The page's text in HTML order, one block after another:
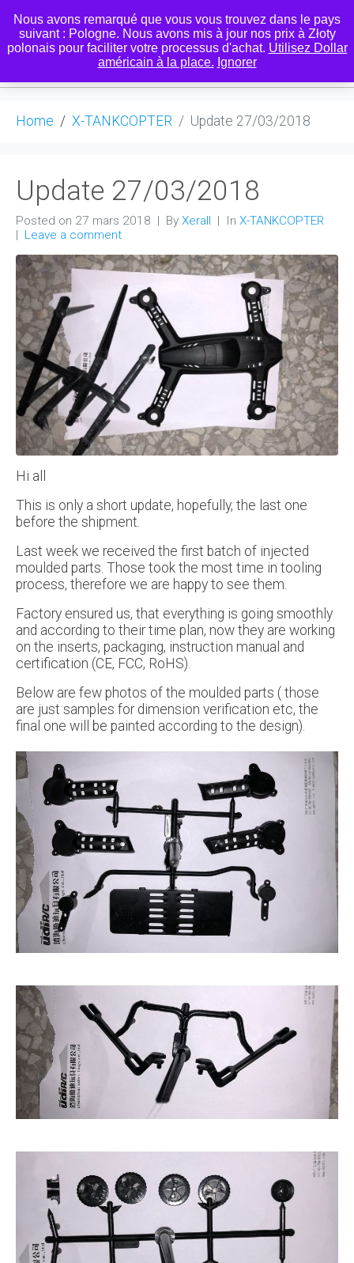
0
Home X-TANKCOPTER Update 27/03/2018
Update 27/03/2018
Posted on 27 mars 2018 By Xerall In X-TANKCOPTER
Leave a comment
Hi all
This is only a short update, hopefully, the last one
before the shipment.
Last week we received the first batch of injected
moulded parts. Those took the most time in tooling
process, therefore we are happy to see them.
Factory ensured us, that everything is going smoothly
and according to their time plan, now they are working
on the inserts, packaging, instruction manual and
certification (CE, FCC, RoHS).
Below are few photos of the moulded parts ( those
are just samples for dimension verification etc, the
final one will be painted according to the design).
Nous avons remarqué que vous vous trouvez dans le pays
suivant : Pologne. Nous avons mis à jour nos prix à Złoty
polonais pour faciliter votre processus d'achat. Utilisez Dollar
américain à la place. Ignorer